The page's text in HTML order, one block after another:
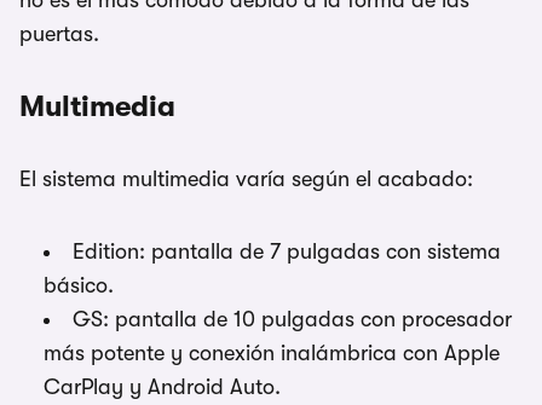
puertas.
Multimedia
El sistema multimedia varía según el acabado:
Edition: pantalla de 7 pulgadas con sistema
básico.
GS: pantalla de 10 pulgadas con procesador
más potente y conexión inalámbrica con Apple
CarPlay y Android Auto.